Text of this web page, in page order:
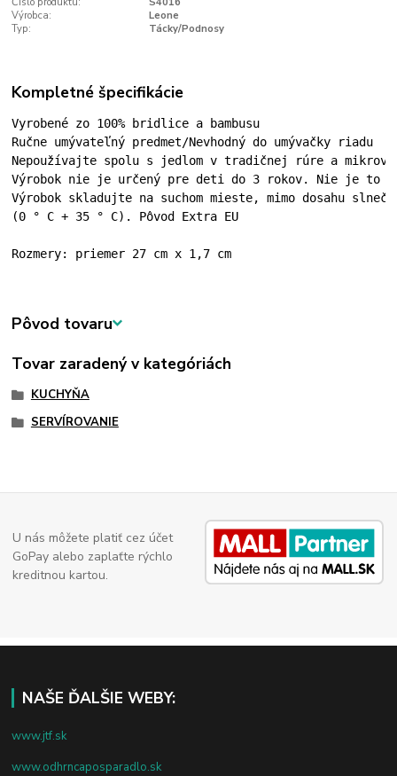
Výrobca:
Leone
Typ:
Tácky/Podnosy
Kompletné špecifikácie
Vyrobené zo 100% bridlice a bambusu
Ručne umývateľný predmet/Nevhodný do umývačky riadu
Nepoužívajte spolu s jedlom v tradičnej rúre a
Výrobok nie je určený pre deti do 3 rokov. Nie je to
Výrobok skladujte na suchom mieste, mimo dosahu
(0 ° C + 35 ° C). Pôvod Extra EU
Rozmery: priemer 27 cm x 1,7 cm
Pôvod tovaru
Tovar zaradený v kategóriách
KUCHYŇA
SERVÍROVANIE
U nás môžete platiť cez účet
GoPay alebo zaplaťte rýchlo
kreditnou kartou.
NAŠE ĎALŠIE WEBY:
www.jtf.sk
www.odhrncaposparadlo.sk